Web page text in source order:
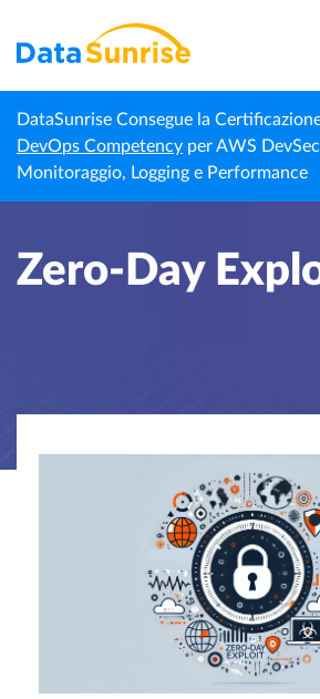
DataSunrise Consegue la
DevOps Competency per AWS
Monitoraggio, Logging e Performance
Homepage Centro di Conoscenza Zero-
Zero-Day